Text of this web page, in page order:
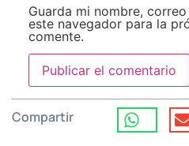
Guarda mi nombre,
este navegador para la
comente.
Compartir